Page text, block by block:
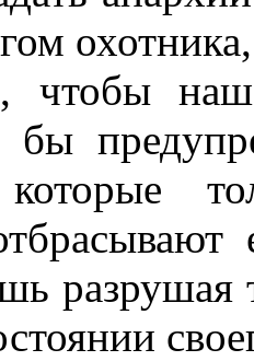
чтобы
бы
которые
разрушая